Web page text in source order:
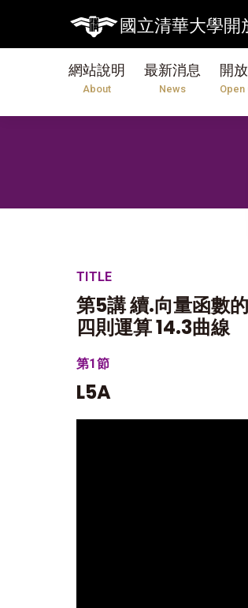
國立清華大學開
網站說明
About
最新消息
News
開
Open
TITLE
第5講 續.向量函數
四則運算 14.3曲線
第1節
L5A